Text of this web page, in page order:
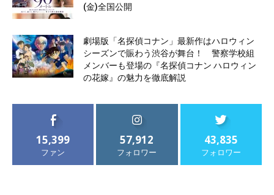
(金)全国公開
劇場版「名探偵コナン」最新作はハロウィン
シーズンで賑わう渋谷が舞台！ 警察学校組
メンバーも登場の『名探偵コナン ハロウィン
の花嫁』の魅力を徹底解説
15,399
ファン
57,912
フォロワー
43,835
フォロワー